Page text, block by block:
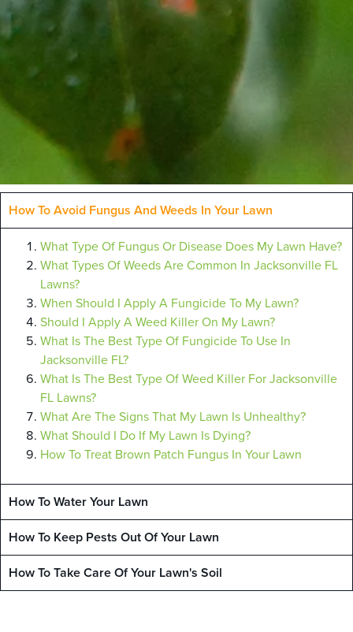
How To Avoid Fungus And Weeds In Your Lawn
What Type Of Fungus Or Disease Does My Lawn Have?
What Types Of Weeds Are Common In Jacksonville FL
Lawns?
When Should I Apply A Fungicide To My Lawn?
Should I Apply A Weed Killer On My Lawn?
What Is The Best Type Of Fungicide To Use In
Jacksonville FL?
What Is The Best Type Of Weed Killer For Jacksonville
FL Lawns?
What Are The Signs That My Lawn Is Unhealthy?
What Should I Do If My Lawn Is Dying?
How To Treat Brown Patch Fungus In Your Lawn
How To Water Your Lawn
How To Keep Pests Out Of Your Lawn
How To Take Care Of Your Lawn's Soil